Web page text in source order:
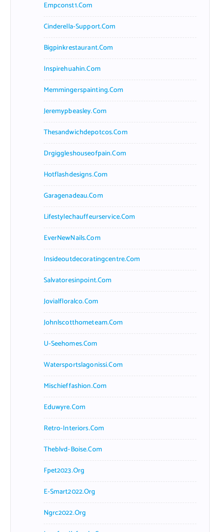
Empconst1.com
Cinderella-Support.com
Bigpinkrestaurant.com
Inspirehuahin.com
Memmingerspainting.com
Jeremypbeasley.com
Thesandwichdepotcos.com
Drgiggleshouseofpain.com
Hotflashdesigns.com
Garagenadeau.com
Lifestylechauffeurservice.com
EverNewNails.com
Insideoutdecoratingcentre.com
Salvatoresinpoint.com
Jovialfloralco.com
Johnlscotthometeam.com
U-Seehomes.com
Watersportslagonissi.com
Mischieffashion.com
Eduwyre.com
Retro-Interiors.com
Theblvd-Boise.com
Fpet2023.org
E-Smart2022.org
Ngrc2022.org